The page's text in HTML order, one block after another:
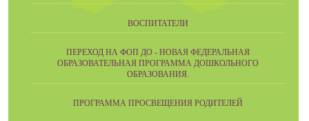
ВОСПИТАТЕЛИ
ПЕРЕХОД НА ФОП ДО - НОВАЯ ФЕДЕРАЛЬНАЯ
ОБРАЗОВАТЕЛЬНАЯ ПРОГРАММА ДОШКОЛЬНОГО
ОБРАЗОВАНИЯ.
ПРОГРАММА ПРОСВЕЩЕНИЯ РОДИТЕЛЕЙ